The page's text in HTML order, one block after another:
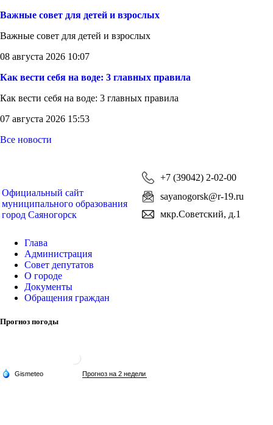
Важные совет для детей и взрослых
Важные совет для детей и взрослых
08 августа 2026 10:07
Как вести себя на воде: 3 главных правила
Как вести себя на воде: 3 главных правила
07 августа 2026 15:53
Все новости
Официальный сайт
муниципального образования
город Саяногорск
+7 (39042) 2-02-00
sayanogorsk@r-19.ru
мкр.Советский, д.1
Глава
Администрация
Совет депутатов
О городе
Документы
Обращения граждан
Прогноз погоды